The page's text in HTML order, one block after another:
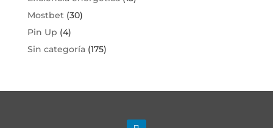
Mostbet(30)
Pin Up (4)
Sin categoría(175)